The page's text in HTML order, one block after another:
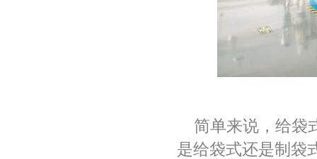
简单来说，给袋
是给袋式还是制袋